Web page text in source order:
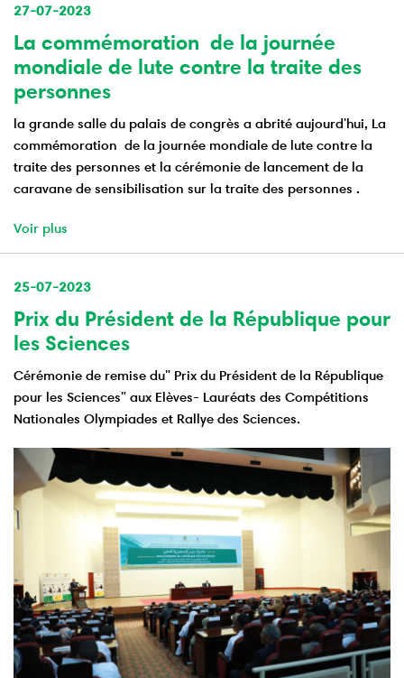
27-07-2023
La commémoration de la journée
mondiale de lute contre la traite des
personnes
la grande salle du palais de congrès a abrité aujourd'hui, La
commémoration de la journée mondiale de lute contre la
traite des personnes et la cérémonie de lancement de la
caravane de sensibilisation sur la traite des personnes .
Voir plus
25-07-2023
Prix du Président de la République pour
les Sciences
Cérémonie de remise du" Prix du Président de la République
pour les Sciences" aux Elèves- Lauréats des Compétitions
Nationales Olympiades et Rallye des Sciences.